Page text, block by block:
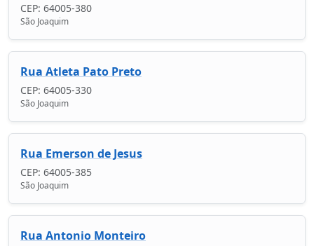
CEP: 64005-380
São Joaquim
Rua Atleta Pato Preto
CEP: 64005-330
São Joaquim
Rua Emerson de Jesus
CEP: 64005-385
São Joaquim
Rua Antonio Monteiro